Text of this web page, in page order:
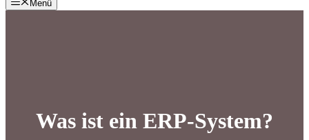
Menü
Was ist ein ERP-System?